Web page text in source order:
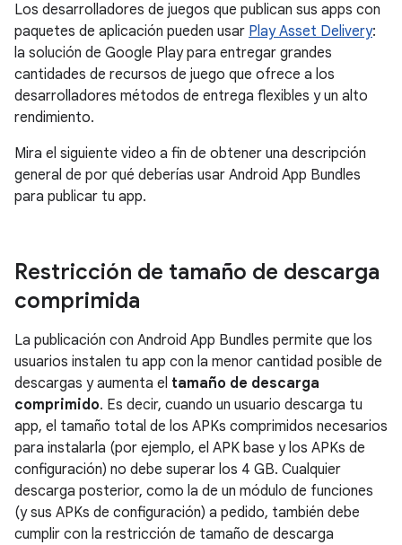
Los desarrolladores de juegos que publican sus apps con
paquetes de aplicación pueden usar Play Asset Delivery:
la solución de Google Play para entregar grandes
cantidades de recursos de juego que ofrece a los
desarrolladores métodos de entrega flexibles y un alto
rendimiento.
Mira el siguiente video a fin de obtener una descripción
general de por qué deberías usar Android App Bundles
para publicar tu app.
Restricción de tamaño de descarga
comprimida
La publicación con Android App Bundles permite que los
usuarios instalen tu app con la menor cantidad posible de
descargas y aumenta el tamaño de descarga
comprimido. Es decir, cuando un usuario descarga tu
app, el tamaño total de los APKs comprimidos necesarios
para instalarla (por ejemplo, el APK base y los APKs de
configuración) no debe superar los 4 GB. Cualquier
descarga posterior, como la de un módulo de funciones
(y sus APKs de configuración) a pedido, también debe
cumplir con la restricción de tamaño de descarga